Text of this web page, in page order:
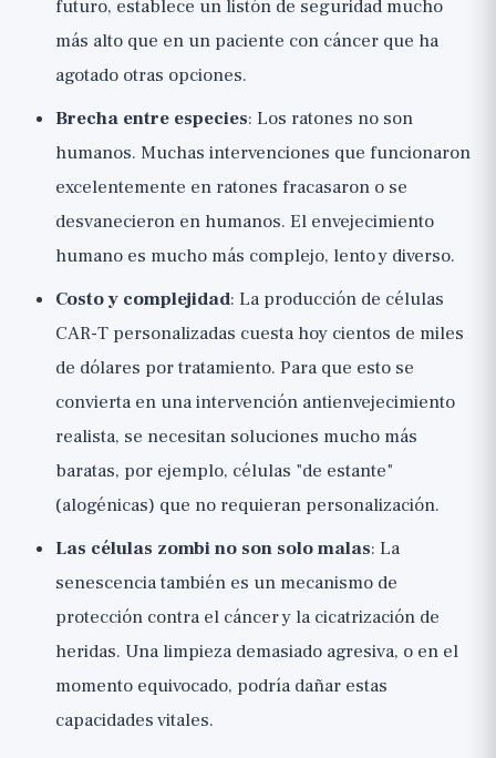
futuro, establece un listón de seguridad mucho
más alto que en un paciente con cáncer que ha
agotado otras opciones.
Brecha entre especies: Los ratones no son
humanos. Muchas intervenciones que funcionaron
excelentemente en ratones fracasaron o se
desvanecieron en humanos. El envejecimiento
humano es mucho más complejo, lento y diverso.
Costo y complejidad: La producción de células
CAR-T personalizadas cuesta hoy cientos de miles
de dólares por tratamiento. Para que esto se
convierta en una intervención antienvejecimiento
realista, se necesitan soluciones mucho más
baratas, por ejemplo, células "de estante"
(alogénicas) que no requieran personalización.
Las células zombi no son solo malas: La
senescencia también es un mecanismo de
protección contra el cáncer y la cicatrización de
heridas. Una limpieza demasiado agresiva, o en el
momento equivocado, podría dañar estas
capacidades vitales.